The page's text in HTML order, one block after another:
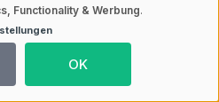
oft verursacht durch Alterung,
oder
Functionality & Werbung.
OK